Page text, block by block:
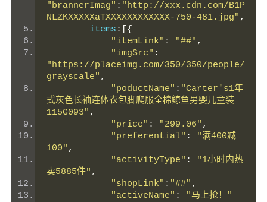
"brannerImag" : "http://xxx.cdn.com/B1P
NLZKXXXXXaTXXXXXXXXXXXX-750-481.jpg" ,
        items
:[{
"itemLink" : "##" ,
"imgSrc" :
"https://placeimg.com/350/350/people/
grayscale" ,
"poductName" : "Carter's1年
式灰色长袖连体衣包脚爬服全棉鲸鱼男婴儿童装
115G093" ,
"price" : "299.06" ,
"preferential" :
"满400减
100" ,
"activityType" :
"1小时内热
卖5885件" ,
"shopLink" : "##" ,
"activeName" :
"马上抢！"